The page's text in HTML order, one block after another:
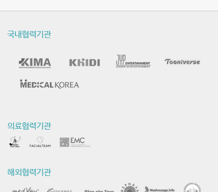
국내협력기관
의료협력기관
해외협력기관